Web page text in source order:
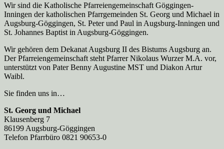
Wir sind die Katholische Pfarreien­gemeinschaft Göggingen-
Inningen der katholischen Pfarrgemeinden St. Georg und Michael in
Augsburg-Göggingen, St. Peter und Paul in Augsburg-Inningen und
St. Johannes Baptist in Augsburg-Göggingen.
Wir gehören dem Dekanat Augsburg II des Bistums Augsburg an.
Der Pfarreien­gemeinschaft steht Pfarrer Nikolaus Wurzer M.A. vor,
unterstützt von Pater Benny Augustine MST und Diakon Artur
Waibl.
Sie finden uns in…
St. Georg und Michael
Klausenberg 7
86199 Augsburg-Göggingen
Telefon Pfarrbüro 0821 90653-0